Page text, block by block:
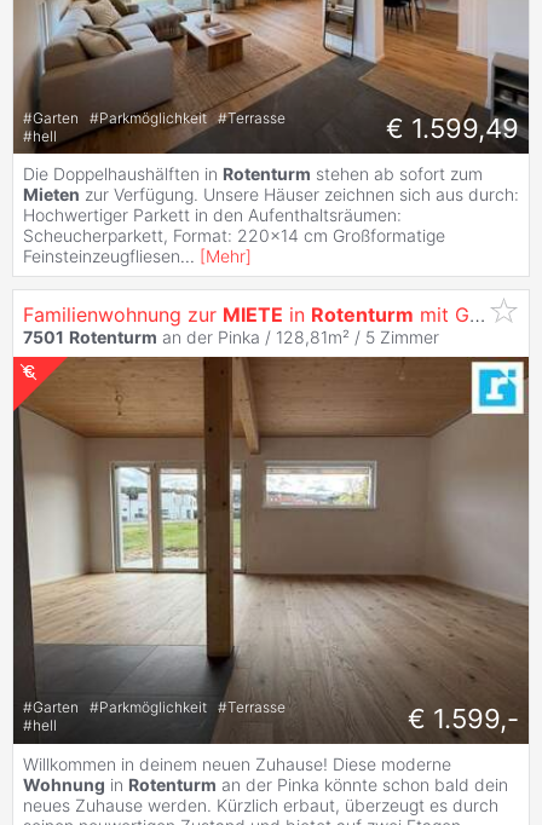
#Garten #Parkmöglichkeit #Terrasse
#hell € 1.599,49
Die Doppelhaushälften in Rotenturm stehen ab sofort zum
Mieten zur Verfügung. Unsere Häuser zeichnen sich aus durch:
Hochwertiger Parkett in den Aufenthaltsräumen:
Scheucherparkett, Format: 220x14 cm Großformatige
Feinsteinzeugfliesen... [Mehr]
Familienwohnung zur MIETE in Rotenturm mit Garten inkl. Stellplatz
7501 Rotenturm an der Pinka / 128,81m² / 5 Zimmer
#Garten #Parkmöglichkeit #Terrasse
#hell € 1.599,-
Willkommen in deinem neuen Zuhause! Diese moderne
Wohnung in Rotenturm an der Pinka könnte schon bald dein
neues Zuhause werden. Kürzlich erbaut, überzeugt es durch